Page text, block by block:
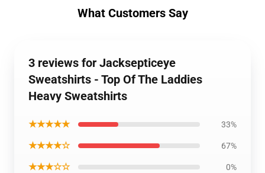
What Customers Say
3 reviews for Jacksepticeye
Sweatshirts - Top Of The Laddies
Heavy Sweatshirts
★★★★★ 33%
★★★★☆ 67%
★★★☆☆ 0%